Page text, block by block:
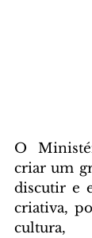
O
criar um
discutir e
criativa,
cultura,